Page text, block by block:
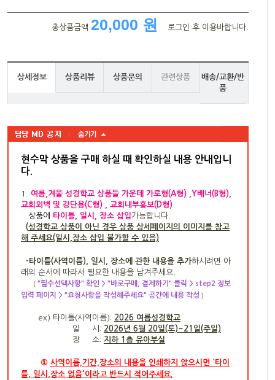
총상품금액 20,000 원 로그인 후 이용바랍니다.
상세정보 상품리뷰 상품문의 관련상품
배송/교환/반
품
현수막 상품을 구매 하실 때 확인하실 내용 안내입니
다
1. 여름,겨울 성경학교 상품들 가운데 가로형(A형) ,Y배너(B형),
교회외벽 및 강단용(C형) , 교회내부홍보(D형)
상품에 타이틀, 일시, 장소 삽입가능합니다.
(성경학교 상품이 아닌 경우 상품 상세페이지의 이미지를 참고
해 주세요(일시,장소 삽입 불가할 수 있음)
-타이틀(사역이름), 일시, 장소에 관한 내용을 추가하시려면 아
래의 순서에 따라서 필요한 내용을 남겨주세요.
( "필수선택사항" 확인 > "바로구매, 결제하기" 클릭 > step2 정보
입력 페이지 > "요청사항을 작성해주세요" 공간에 내용 작성 )
ex) 타이틀(사역이름): 2026 여름성경학교
일 시: 2026년 6월 20일(토)~21일(주일)
장 소: 지하 1층 유아부실
① 사역이름,기간,장소의 내용을 인쇄하지 않으시면 '타이
틀
일시,장소 없음'이라고 반드시 적어주세요.